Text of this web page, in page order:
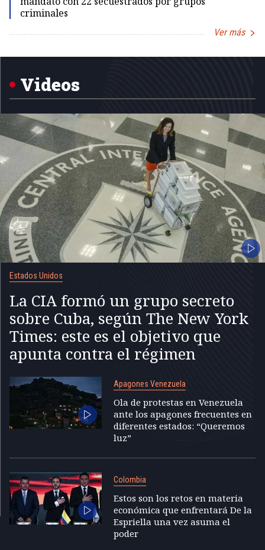
criminales
Ver más
1
Videos
Estados Unidos
La CIA formó un grupo secreto
sobre Cuba, según The New York
Times: este es el objetivo que
apunta contra el régimen
Apagones Venezuela
Ola de protestas en Venezuela
ante los apagones frecuentes en
diferentes estados: “Queremos
luz”
Colombia
Estos son los retos en materia
económica que enfrentará De la
Espriella una vez asuma el
poder